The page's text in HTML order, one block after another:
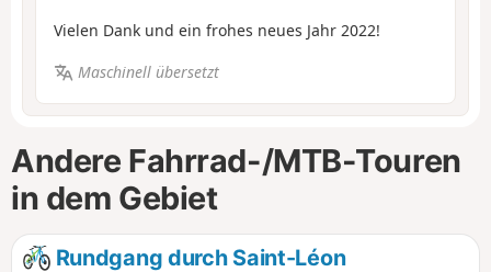
Vielen Dank und ein frohes neues Jahr 2022!
Maschinell übersetzt
Andere Fahrrad-/MTB-Touren
in dem Gebiet
Rundgang durch Saint-Léon